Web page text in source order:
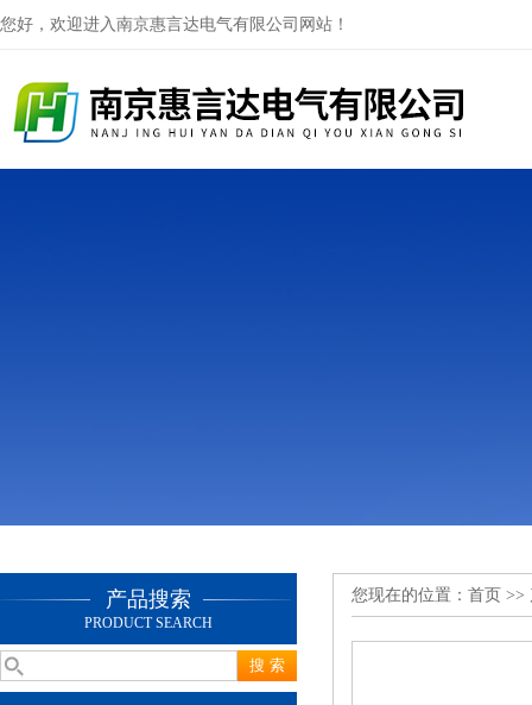
您好，欢迎进入南京惠言达电气有限公司网站！
产品搜索
PRODUCT SEARCH
您现在的位置： 首页 >>